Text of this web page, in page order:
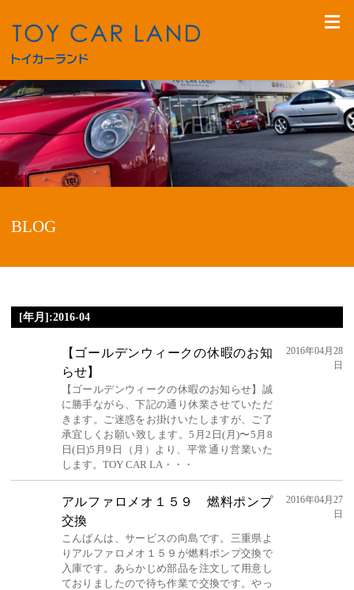
BLOG
[年月]:2016-04
【ゴールデンウィークの休暇のお知
らせ】
【ゴールデンウィークの休暇のお知らせ】誠
に勝手ながら、下記の通り休業させていただ
きます。ご迷惑をお掛けいたしますが、ご了
承宜しくお願い致します。5月2日(月)〜5月8
日(日)5月9日（月）より、平常通り営業いた
します。TOY CAR LA・・・
2016年04月28
日
アルファロメオ１５９ 燃料ポンプ
交換
こんばんは、サービスの向島です。三重県よ
りアルファロメオ１５９が燃料ポンプ交換で
入庫です。あらかじめ部品を注文して用意し
ておりましたので待ち作業で交換です。やっ
2016年04月27
日